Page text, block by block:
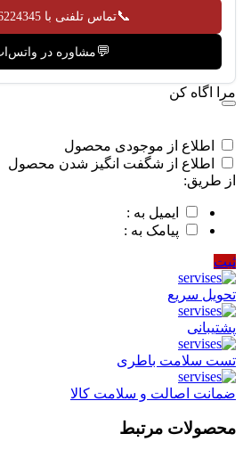
📞تماس تلفنی با 09036224345
💬 مشاوره در
مرا اگاه کن
اطلاع از موجودی محصول
اطلاع از شگفت انگیز شدن محصول
از طریق:
ایمیل به :
پیامک به :
ثبت
تحویل سریع
پشتیبانی
تست سلامت باطری
ضمانت اصالت و سلامت کالا
محصولات مرتبط